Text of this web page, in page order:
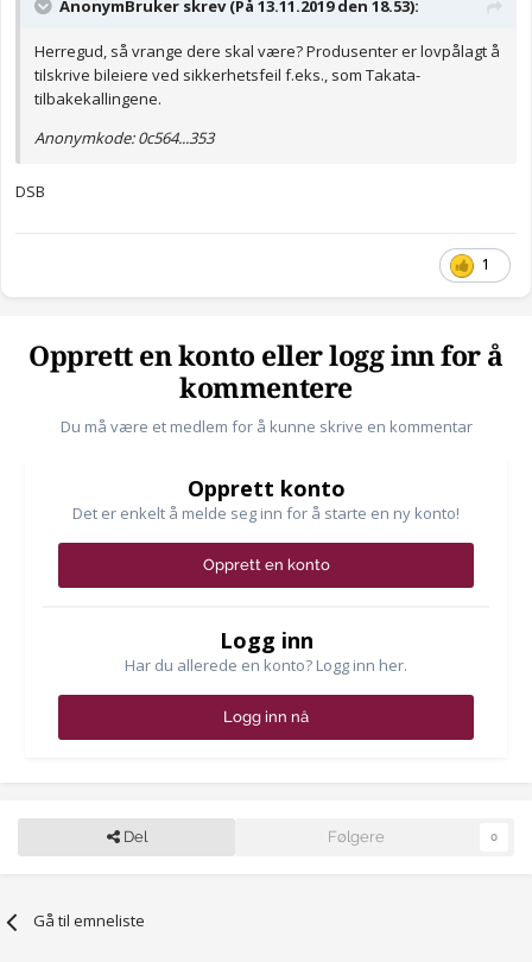
AnonymBruker skrev (På 13.11.2019 den 18.53):
Herregud, så vrange dere skal være? Produsenter er lovpålagt å
tilskrive bileiere ved sikkerhetsfeil f.eks., som Takata-
tilbakekallingene.
Anonymkode: 0c564...353
DSB
1
Opprett en konto eller logg inn for å
kommentere
Du må være et medlem for å kunne skrive en kommentar
Opprett konto
Det er enkelt å melde seg inn for å starte en ny konto!
Opprett en konto
Logg inn
Har du allerede en konto? Logg inn her.
Logg inn nå
Del Følgere 0
Gå til emneliste